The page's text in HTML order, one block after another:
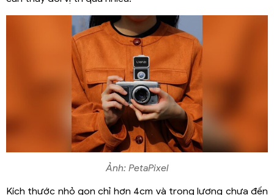
Ảnh: PetaPixel
Kích thước nhỏ gọn chỉ hơn 4cm và trọng lượng chưa đến